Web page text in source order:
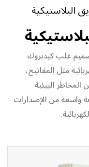
البلاستيكية
علب كيدبروك
مثل المفاتيح،
المخاطر البيئية
واسعة من الإصدارات